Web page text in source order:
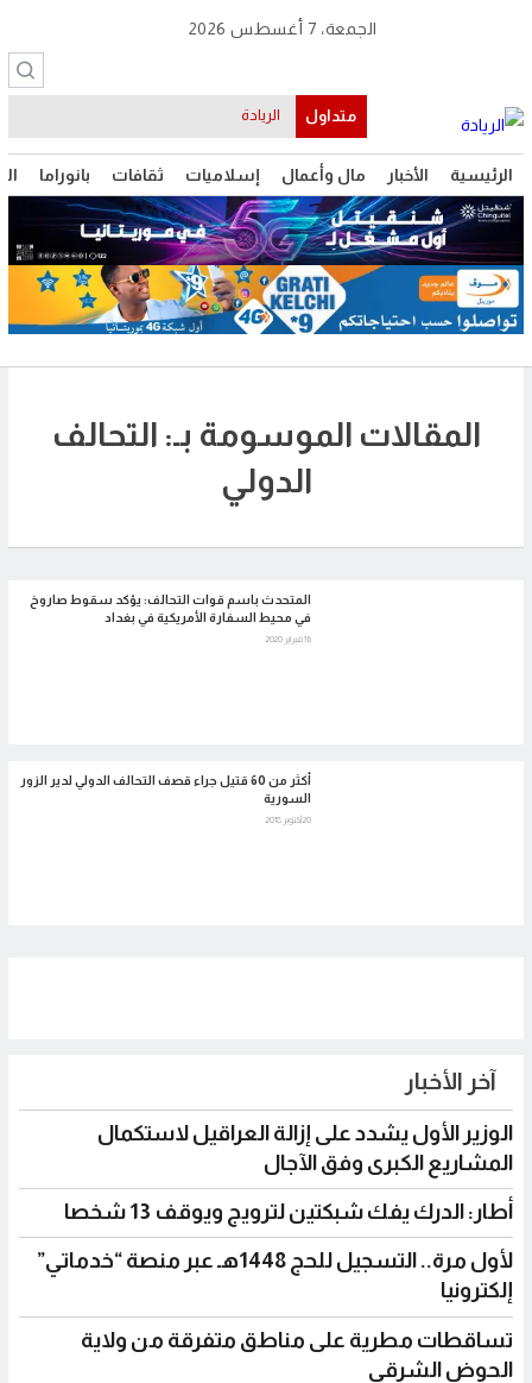
الرئيسية الأخبار مال وأعمال إسلاميات ثقافات بانوراما
الجمعة، 7 أغسطس 2026
متداول الريادة
المقالات الموسومة بـ: التحالف
الدولي
المتحدث باسم قوات التحالف: يؤكد سقوط صاروخ
في محيط السفارة الأمريكية في بغداد
16 فبراير 2020
أكثر من 60 قتيل جراء قصف التحالف الدولي لدير الزور
السورية
20 أكتوبر 2018
آخر الأخبار
الوزير الأول يشدد على إزالة العراقيل لاستكمال
المشاريع الكبرى وفق الآجال
أطار: الدرك يفك شبكتين لترويج ويوقف 13 شخصا
لأول مرة.. التسجيل للحج 1448هـ عبر منصة “خدماتي”
إلكترونيا
تساقطات مطرية على مناطق متفرقة من ولاية
الحوض الشرقي